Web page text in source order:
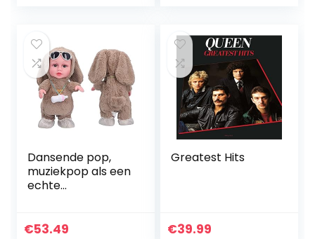
Dansende pop,
muziekpop als een
echte
voor kind voor
€53.49
Greatest Hits
€39.99